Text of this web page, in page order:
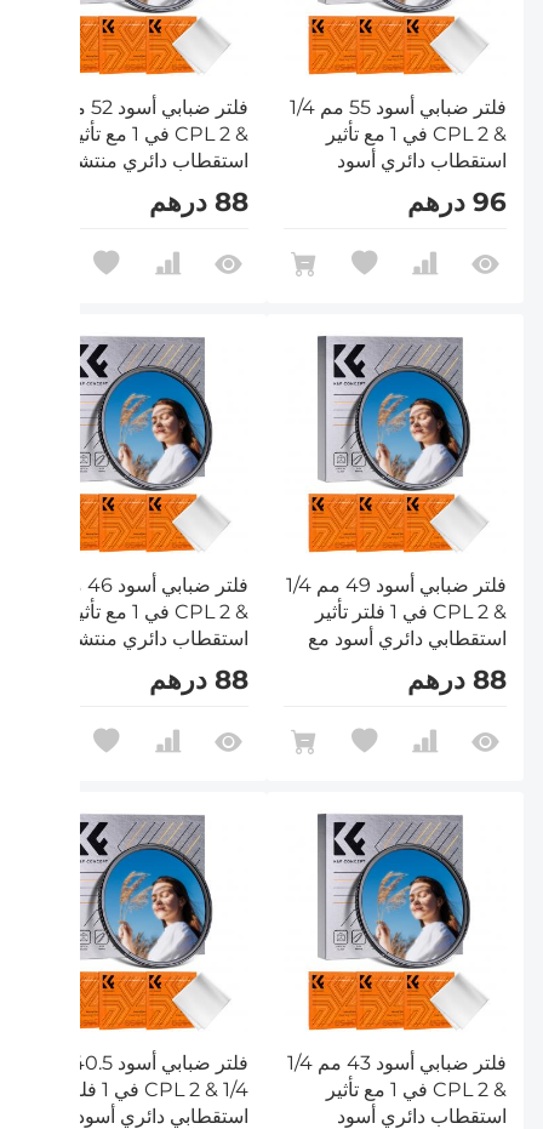
فلتر ضبابي أسود 55 مم 1/4
& CPL 2 في 1 مع تأثير
استقطاب دائري أسود
الطبقات من سلسلة
96 درهم
& CPL 2 في 1 مع تأثير
استقطاب دائري منتشر
الطبقات من سلسلة
88 درهم
فلتر ضبابي أسود 49 مم 1/4
& CPL 2 في 1 فلتر تأثير
استقطابي دائري أسود مع
18 طبقة متعددة الطبقات
من سلسلة Nano-Klear
88 درهم
& CPL 2 في 1 مع تأثير
استقطاب دائري منتشر
الطبقات من سلسلة
88 درهم
فلتر ضبابي أسود 43 مم 1/4
& CPL 2 في 1 مع تأثير
استقطاب دائري أسود
1/4 & CPL 2 في 1 فلتر تأثير
استقطابي دائري أسود مع